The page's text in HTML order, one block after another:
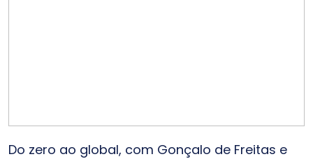
Do zero ao global, com Gonçalo de Freitas e